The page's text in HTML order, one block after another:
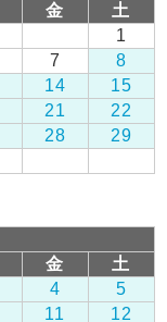
金
土
1
7
8
14
15
21
22
28
29
金
土
4
5
11
12